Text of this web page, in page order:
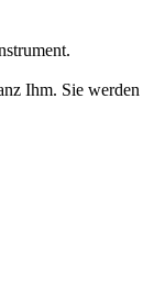
Ihm. Sie werden